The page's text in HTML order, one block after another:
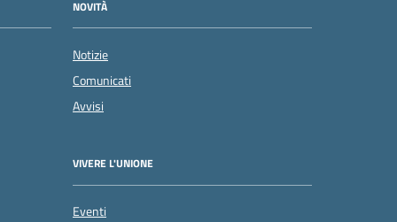
NOVITÀ
Notizie
Comunicati
Avvisi
VIVERE L'UNIONE
Eventi